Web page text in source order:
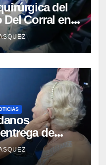
del
Del Corral en
de
el Centro de
Arvelo